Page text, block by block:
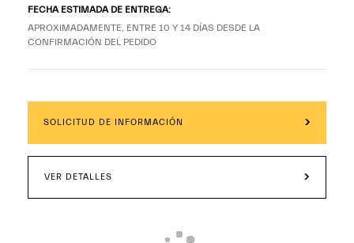
FECHA ESTIMADA DE ENTREGA:
APROXIMADAMENTE, ENTRE 10 Y 14 DÍAS DESDE LA
CONFIRMACIÓN DEL PEDIDO
SOLICITUD DE INFORMACIÓN
VER DETALLES